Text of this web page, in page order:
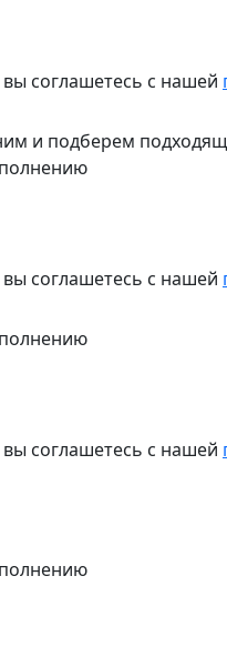
соглашетесь с нашей
и подберем
соглашетесь с нашей
соглашетесь с нашей